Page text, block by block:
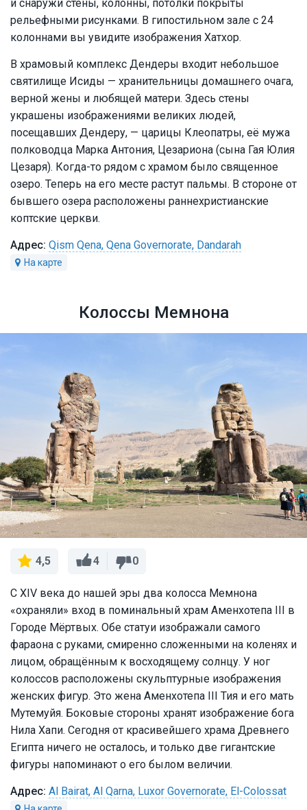
и снаружи стены, колонны, потолки покрыты
рельефными рисунками. В гипостильном зале с 24
колоннами вы увидите изображения Хатхор.
В храмовый комплекс Дендеры входит небольшое
святилище Исиды — хранительницы домашнего очага,
верной жены и любящей матери. Здесь стены
украшены изображениями великих людей,
посещавших Дендеру, — царицы Клеопатры, её мужа
полководца Марка Антония, Цезариона (сына Гая Юлия
Цезаря). Когда-то рядом с храмом было священное
озеро. Теперь на его месте растут пальмы. В стороне от
бывшего озера расположены раннехристианские
коптские церкви.
Qism Qena, Qena Governorate, Dandarah
Колоссы Мемнона
4,5 4 0
С XIV века до нашей эры два колосса Мемнона
«охраняли» вход в поминальный храм Аменхотепа III в
Городе Мёртвых. Обе статуи изображали самого
фараона с руками, смиренно сложенными на коленях и
лицом, обращённым к восходящему солнцу. У ног
колоссов расположены скульптурные изображения
женских фигур. Это жена Аменхотепа III Тия и его мать
Мутемуйя. Боковые стороны хранят изображение бога
Нила Хапи. Сегодня от красивейшего храма Древнего
Египта ничего не осталось, и только две гигантские
фигуры напоминают о его былом величии.
Al Bairat, Al Qarna, Luxor Governorate, El-Colossat